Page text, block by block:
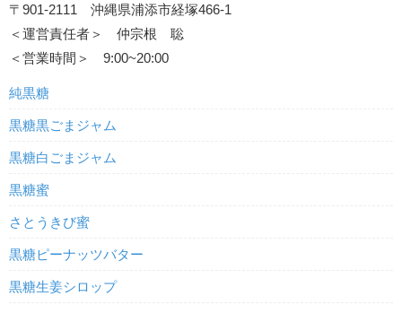
〒901-2111 沖縄県浦添市経塚466-1
＜運営責任者＞ 仲宗根 聡
＜営業時間＞ 9:00~20:00
純黒糖
黒糖黒ごまジャム
黒糖白ごまジャム
黒糖蜜
さとうきび蜜
黒糖ピーナッツバター
黒糖生姜シロップ